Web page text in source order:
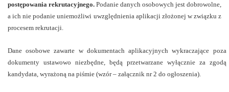
postępowania rekrutacyjnego. Podanie danych osobowych jest dobrowolne,
a ich nie podanie uniemożliwi uwzględnienia aplikacji złożonej w związku z
procesem rekrutacji.
Dane osobowe zawarte w dokumentach aplikacyjnych wykraczające poza
dokumenty ustawowo niezbędne, będą przetwarzane wyłącznie za zgodą
kandydata, wyrażoną na piśmie (wzór – załącznik nr 2 do ogłoszenia).